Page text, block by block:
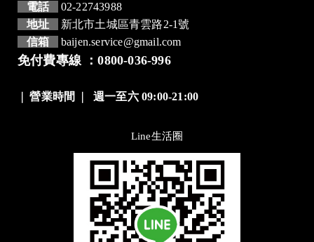
電話
02-22743988
地址
新北市土城區青雲路2-1號
信箱
baijen.service@gmail.com
免付費專線 ：0800-036-996
營業時間 ❘週一至六 09:00-21:00
Line生活圈